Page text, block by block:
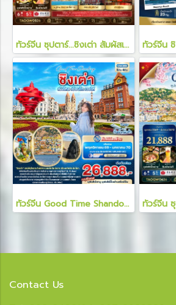
ทัวร์จีน ซุปตาร์...ชิงเต่า สัมผัสเสน่ห์ยุโรป 6 วัน 5 คืน
ทัวร์จีน Good Time Shandong ชิงเต่า เผิงไหล เยียนไถ เวยไห่ 6 วัน 4 คืน
Contact Us